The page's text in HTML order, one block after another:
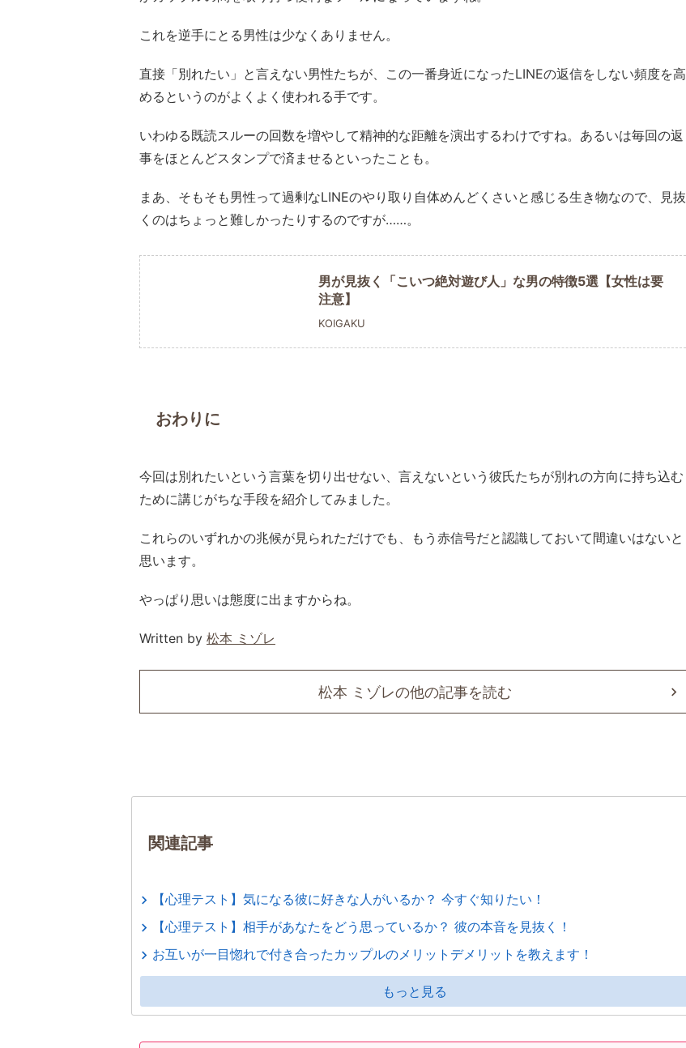
これを逆手にとる男性は少なくありません。
直接「別れたい」と言えない男性たちが、この一番身近になったLINEの返信をしない頻度を高
めるというのがよくよく使われる手です。
いわゆる既読スルーの回数を増やして精神的な距離を演出するわけですね。あるいは毎回の返
事をほとんどスタンプで済ませるといったことも。
まあ、そもそも男性って過剰なLINEのやり取り自体めんどくさいと感じる生き物なので、見抜
くのはちょっと難しかったりするのですが……。
男が見抜く「こいつ絶対遊び人」な男の特徴5選【女性は要
注意】
KOIGAKU
おわりに
今回は別れたいという言葉を切り出せない、言えないという彼氏たちが別れの方向に持ち込む
ために講じがちな手段を紹介してみました。
これらのいずれかの兆候が見られただけでも、もう赤信号だと認識しておいて間違いはないと
思います。
やっぱり思いは態度に出ますからね。
Written by 松本 ミゾレ
松本 ミゾレの他の記事を読む
関連記事
【心理テスト】気になる彼に好きな人がいるか？ 今すぐ知りたい！
【心理テスト】相手があなたをどう思っているか？ 彼の本音を見抜く！
お互いが一目惚れで付き合ったカップルのメリットデメリットを教えます！
もっと見る